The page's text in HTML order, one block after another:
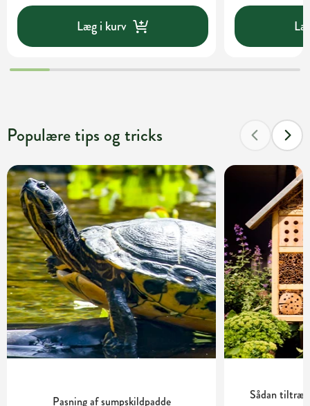
Læg i kurv
Populære tips og tricks
Pasning af sumpskildpadde Sådan